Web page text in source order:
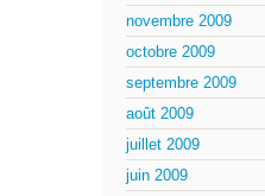
novembre 2009
octobre 2009
septembre 2009
août 2009
juillet 2009
juin 2009